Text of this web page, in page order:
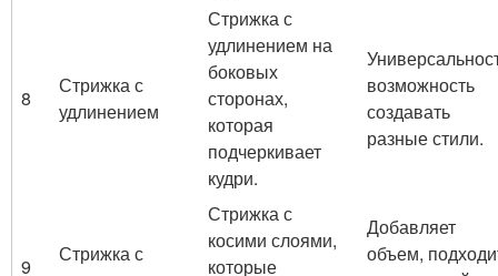
8
Стрижка с
удлинением
Стрижка с
удлинением на
боковых
сторонах,
которая
подчеркивает
кудри.
возможность
создавать
разные стили.
9
Стрижка с
Стрижка с
косими слоями,
которые
Добавляет
объем,